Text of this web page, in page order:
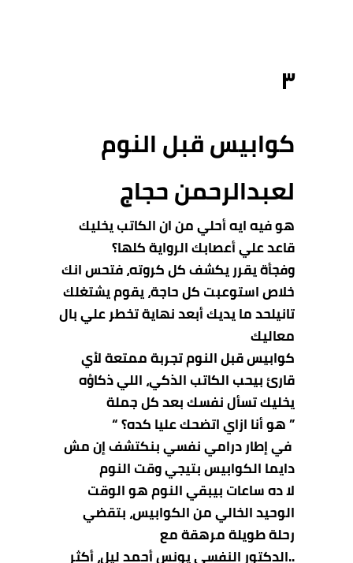
٣
كوابيس قبل النوم
لعبدالرحمن حجاج
هو فيه ايه أحلي من ان الكاتب يخليك
قاعد علي أعصابك الرواية كلها؟
وفجأة يقرر يكشف كل كروته، فتحس انك
خلاص استوعبت كل حاجة، يقوم يشتغلك
تانيلحد ما يديك أبعد نهاية تخطر علي بال
معاليك
كوابيس قبل النوم تجربة ممتعة لأي
قارئ بيحب الكاتب الذكي، اللي ذكاؤه
يخليك تسأل نفسك بعد كل جملة
” هو أنا ازاي اتضحك عليا كده؟ “
في إطار درامي نفسي بنكتشف إن مش
دايما الكوابيس بتيجي وقت النوم
لا ده ساعات بيبقي النوم هو الوقت
الوحيد الخالي من الكوابيس، بتقضي
رحلة طويلة مرهقة مع
..الدكتور النفسي يونس أحمد ليل، أكثر